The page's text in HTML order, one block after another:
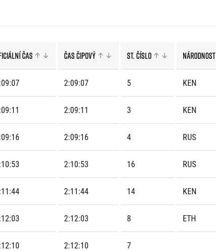
dm rodinná míle
Český maratonský klub
RunCzech Pacers
Running Doctors
Středoškoláci
Seznam neziskových organizací
Tiskové zprávy
Poznámky pro editory
RunCzech
RunCzech Racing
čas Čas čipový St. číslo Národnost
2:09:07 5 KEN
2:09:11 3 KEN
2:09:16 4 RUS
2:10:53 16 RUS
2:11:44 14 KEN
2:12:03 8 ETH
2:12:10 7